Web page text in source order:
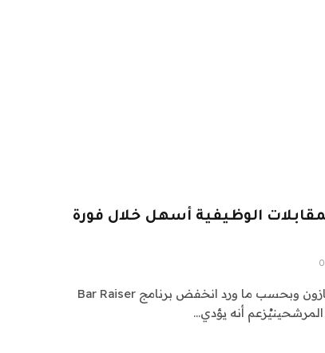
الوظيفية أسهل خلال فورة
0
صورة: أولي سكارف (GettyImages)أمازون وبحسب ما ورد انخفض برنامج Bar Raiser
أنه يؤدي…